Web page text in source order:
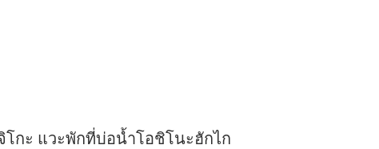
กะ แวะพักที่บ่อน้ำโอชิโนะฮักไก